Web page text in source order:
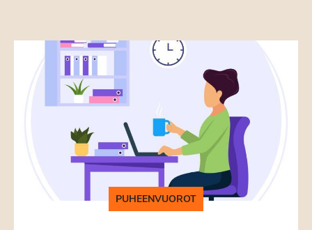
PUHEENVUOROT